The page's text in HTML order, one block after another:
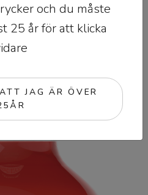
och du måste
25 år för att klicka
JAG ÄR ÖVER